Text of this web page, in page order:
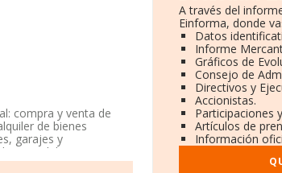
compra y venta de
de bienes
garajes y
inmobiliarias por cue.
es 'Agentes de la
A través del
Einforma, donde
Datos
Informe
Gráficos de
Consejo de
Directivos y
Accionistas.
Participaciones
Artículos de
Información